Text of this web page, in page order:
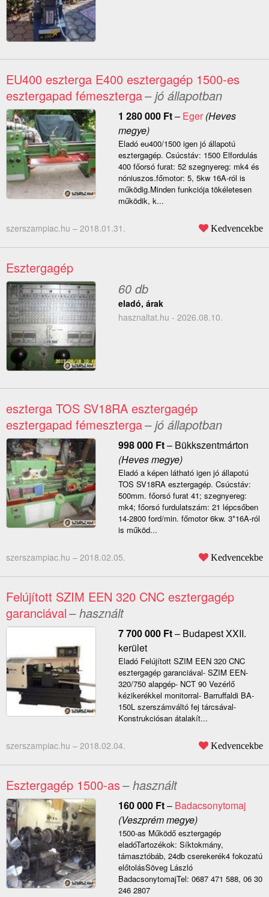
EU400 eszterga E400 esztergagép 1500-es
esztergapad fémeszterga– jó állapotban
1 280 000 Ft– Eger(Heves
megye)
Eladó eu400/1500 igen jó állapotú
esztergagép. Csúcstáv: 1500 Elfordulás
400 főorsó furat: 52 szegnyereg: mk4 és
nóniuszos.főmotor: 5, 5kw 16A-ról is
működig.Minden funkciója tökéletesen
működik, k...
szerszampiac.hu – 2018.01.31. Kedvencekbe
Esztergagép
60 db
eladó, árak
hasznaltat.hu - 2026.08.10.
eszterga TOS SV18RA esztergagép
esztergapad fémeszterga– jó állapotban
998 000 Ft– Bükkszentmárton
(Heves megye)
Eladó a képen látható igen jó állapotú
TOS SV18RA esztergagép. Csúcstáv:
500mm. főorsó furat 41; szegnyereg:
mk4; főorsó furdulatszám: 21 lépcsőben
14-2800 ford/min. főmotor 6kw. 3*16A-ról
is működ...
szerszampiac.hu – 2018.02.05. Kedvencekbe
Felújított SZIM EEN 320 CNC esztergagép
garanciával– használt
7 700 000 Ft– Budapest XXII.
kerület
Eladó Felújított SZIM EEN 320 CNC
esztergagép garanciával- SZIM EEN-
320/750 alapgép- NCT 90 Vezérlő
kézikerékkel monitorral- Barruffaldi BA-
150L szerszámváltó fej tárcsával-
Konstrukciósan átalakít...
szerszampiac.hu – 2018.02.04. Kedvencekbe
Esztergagép 1500-as– használt
160 000 Ft– Badacsonytomaj
(Veszprém megye)
1500-as Működő esztergagép
eladóTartozékok: Síktokmány,
támasztóbáb, 24db cserekerék4 fokozatú
előtolásSöveg László
BadacsonytomajTel: 0687 471 588, 06 30
246 2807